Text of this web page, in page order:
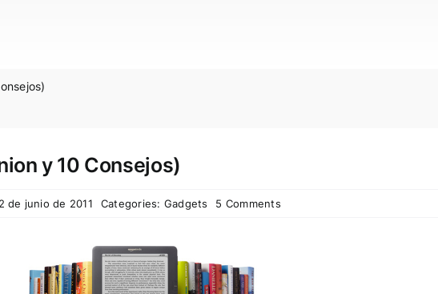
y 10 Consejos)
de junio de 2011 Categories: Gadgets 5 Comments